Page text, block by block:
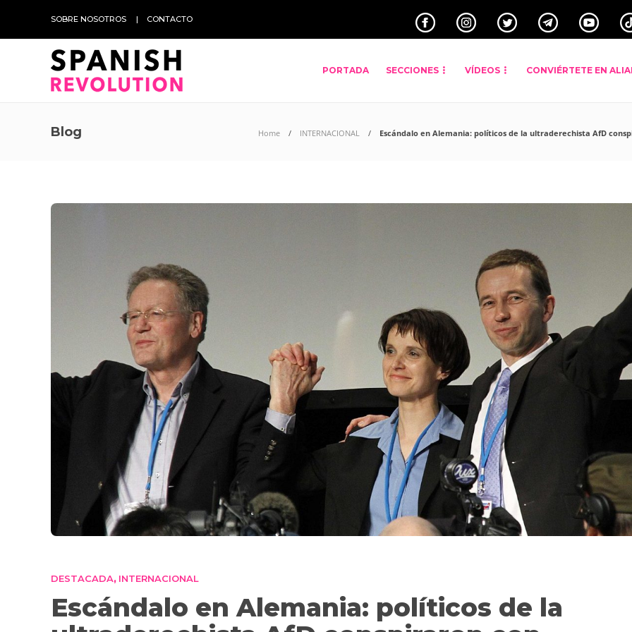
SOBRE NOSOTROS CONTACTO
PORTADA SECCIONES VÍDEOS CONVIÉRTETE EN
Blog Home INTERNACIONAL Escándalo en Alemania: políticos de la ultraderechista AfD
DESTACADA, INTERNACIONAL
Escándalo en Alemania: políticos de la